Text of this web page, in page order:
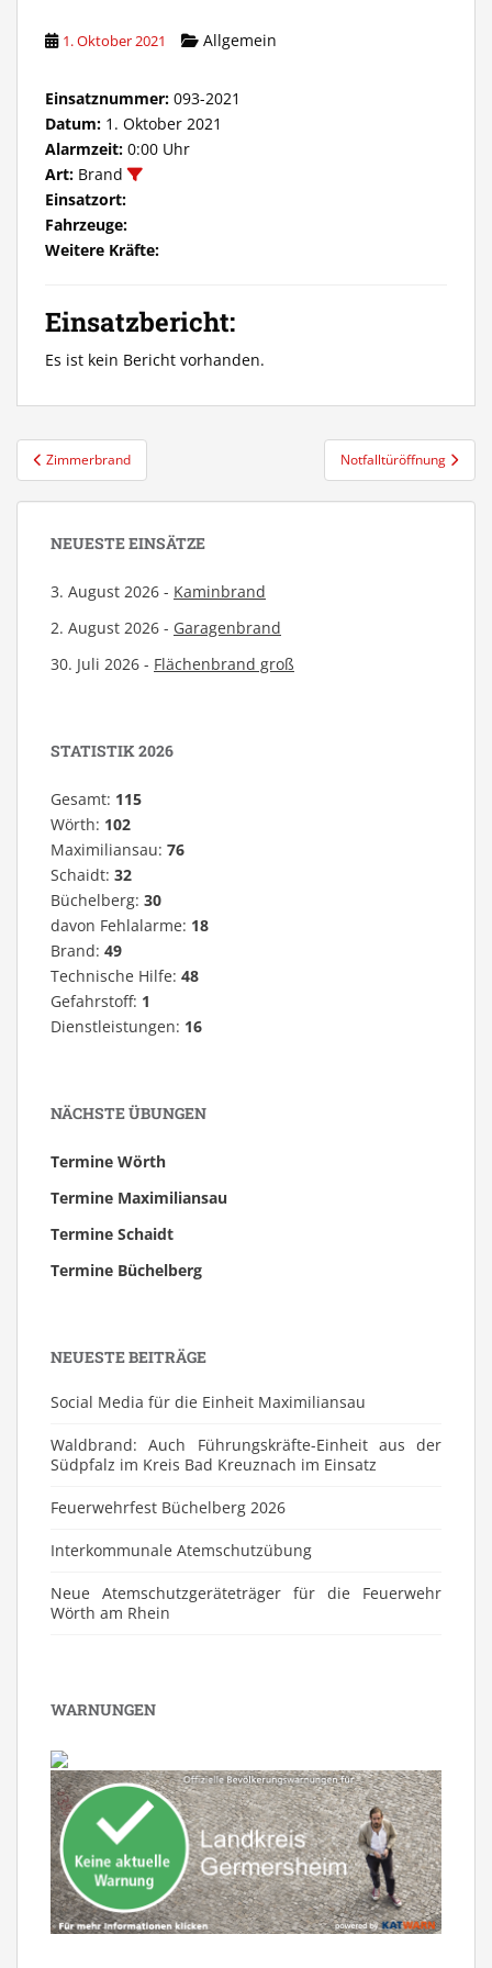
1. Oktober 2021 Allgemein
Einsatznummer: 093-2021
Datum: 1. Oktober 2021
Alarmzeit: 0:00 Uhr
Art: Brand
Einsatzort:
Fahrzeuge:
Weitere Kräfte:
Einsatzbericht:
Es ist kein Bericht vorhanden.
Beitragsnavigation
Zimmerbrand Notfalltüröffnung
NEUESTE EINSÄTZE
3. August 2026 - Kaminbrand
2. August 2026 - Garagenbrand
30. Juli 2026 - Flächenbrand groß
STATISTIK 2026
Gesamt: 115
Wörth: 102
Maximiliansau: 76
Schaidt: 32
Büchelberg: 30
davon Fehlalarme: 18
Brand: 49
Technische Hilfe: 48
Gefahrstoff: 1
Dienstleistungen: 16
NÄCHSTE ÜBUNGEN
Termine Wörth
Termine Maximiliansau
Termine Schaidt
Termine Büchelberg
NEUESTE BEITRÄGE
Social Media für die Einheit Maximiliansau
Waldbrand: Auch Führungskräfte-Einheit aus der
Südpfalz im Kreis Bad Kreuznach im Einsatz
Feuerwehrfest Büchelberg 2026
⁠Interkommunale Atemschutzübung
Neue Atemschutzgeräteträger für die Feuerwehr
Wörth am Rhein
WARNUNGEN